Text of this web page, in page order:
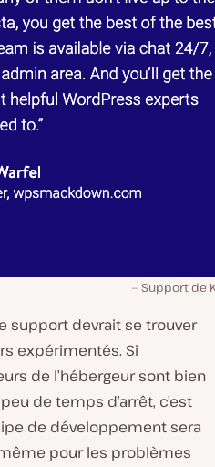
Support de
support devrait se trouver
expérimentés. Si
de l’hébergeur sont bien
de temps d’arrêt, c’est
de développement sera
pour les problèmes